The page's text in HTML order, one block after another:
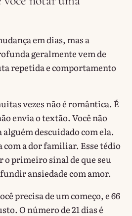
em dias, mas a
geralmente vem de
repetida e comportamento
vezes não é romântica. É
envia o textão. Você não
descuidado com ela.
com a dor familiar. Esse tédio
o primeiro sinal de que seu
ansiedade com amor.
precisa de um começo, e 66
O número de 21 dias é